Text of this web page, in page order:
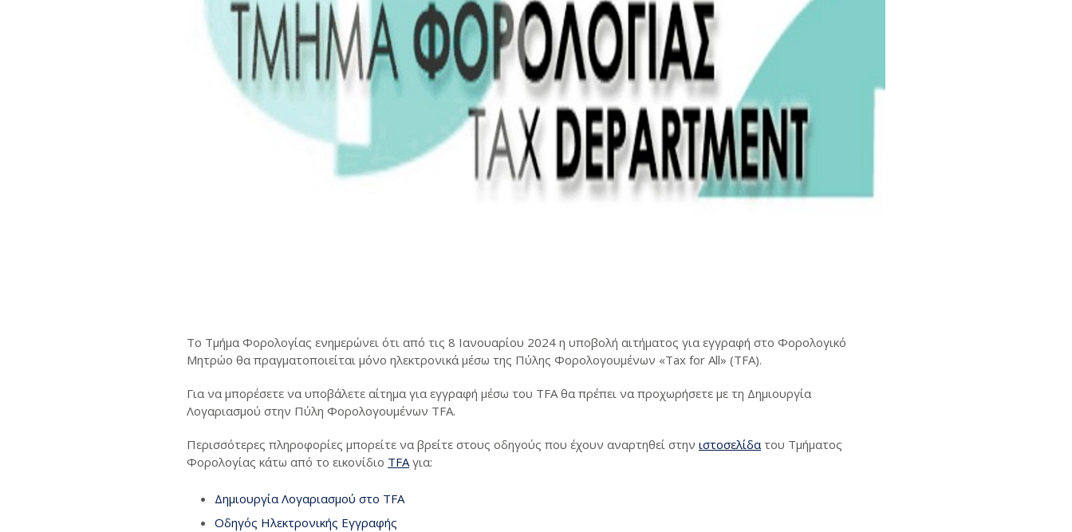
Το Τμήμα Φορολογίας ενημερώνει ότι από τις 8 Ιανουαρίου 2024 η υποβολή αιτήματος για εγγραφή στο Φορολογικό
Μητρώο θα πραγματοποιείται μόνο ηλεκτρονικά μέσω της Πύλης Φορολογουμένων «Tax for All» (TFA).
Για να μπορέσετε να υποβάλετε αίτημα για εγγραφή μέσω του TFA θα πρέπει να προχωρήσετε με τη Δημιουργία
Λογαριασμού στην Πύλη Φορολογουμένων TFA.
Περισσότερες πληροφορίες μπορείτε να βρείτε στους οδηγούς που έχουν αναρτηθεί στην ιστοσελίδατου Τμήματος
Φορολογίας κάτω από το εικονίδιο TFAγια:
Δημιουργία Λογαριασμού στο TFA
Οδηγός Ηλεκτρονικής Εγγραφής